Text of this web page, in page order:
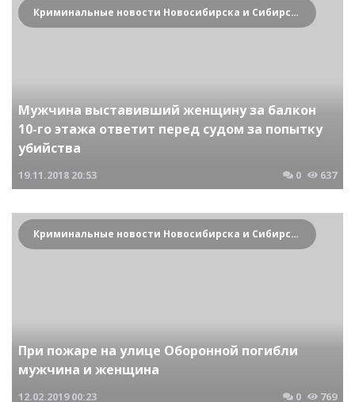
Криминальные новости Новосибирска и Сибирского региона
Мужчина выставивший женщину за балкон
10-го этажа ответит перед судом за попытку
убийства
19.11.2018 20:53 0 637
Криминальные новости Новосибирска и Сибирского региона
При пожаре на улице Оборонной погибли
мужчина и женщина
12.02.2019 00:23 0 769